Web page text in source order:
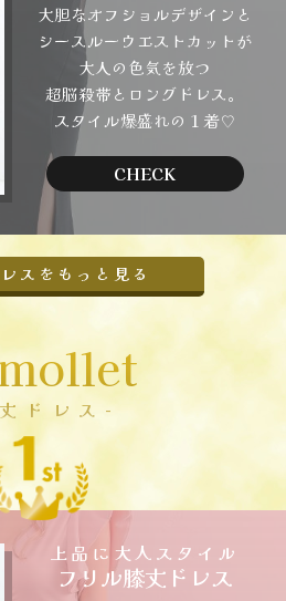
大胆なオフショルデザインと
シースルーウエストカットが
大人の色気を放つ
超脳殺帯とロングドレス。
スタイル爆盛れの１着♡
CHECK
スをもっと見る
ドレス-
上品に大人スタイル
フリル膝丈ドレス